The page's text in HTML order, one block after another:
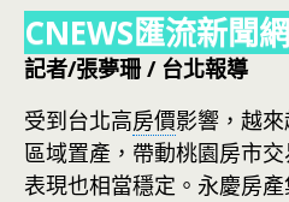
CNEWS匯流新聞網
記者/張夢珊 / 台北報導
受到台北高房價影響，越
區域置產，帶動桃園房市
表現也相當穩定。永慶房